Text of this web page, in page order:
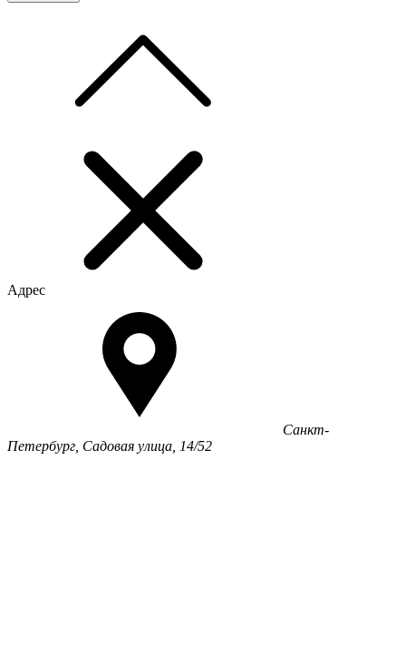
Адрес
Санкт-
Петербург, Садовая улица, 14/52